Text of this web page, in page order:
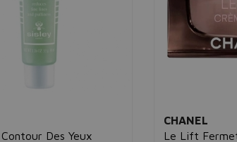
Des Yeux
CHANEL
Le Lift